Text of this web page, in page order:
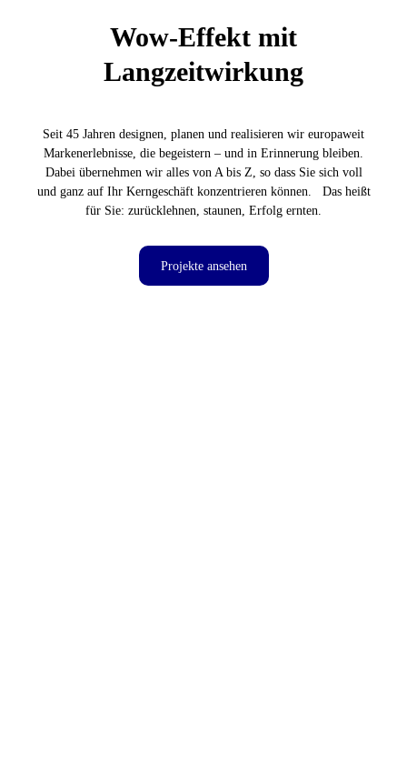
Wow-Effekt mit
Langzeitwirkung
Seit 45 Jahren designen, planen und realisieren wir europaweit
Markenerlebnisse, die begeistern – und in Erinnerung bleiben.
Dabei übernehmen wir alles von A bis Z, so dass Sie sich voll
und ganz auf Ihr Kerngeschäft konzentrieren können. Das heißt
für Sie: zurücklehnen, staunen, Erfolg ernten.
Projekte ansehen